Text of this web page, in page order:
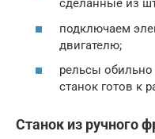
сделанные из
подключаем
двигателю;
рельсы
станок готов к
Станок из ручного